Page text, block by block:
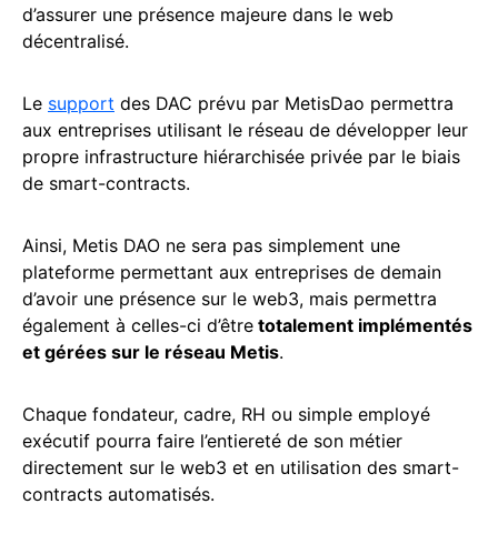
d’assurer une présence majeure dans le web
décentralisé.
Le support des DAC prévu par MetisDao permettra
aux entreprises utilisant le réseau de développer leur
propre infrastructure hiérarchisée privée par le biais
de smart-contracts.
Ainsi, Metis DAO ne sera pas simplement une
plateforme permettant aux entreprises de demain
d’avoir une présence sur le web3, mais permettra
également à celles-ci d’être totalement implémentés
et gérées sur le réseau Metis.
Chaque fondateur, cadre, RH ou simple employé
exécutif pourra faire l’entiereté de son métier
directement sur le web3 et en utilisation des smart-
contracts automatisés.